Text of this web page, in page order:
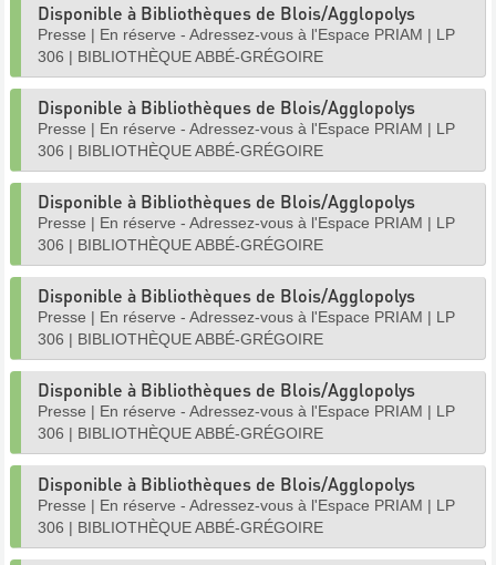
Disponible à Bibliothèques de Blois/Agglopolys
Presse | En réserve - Adressez-vous à l'Espace PRIAM | LP
306 | BIBLIOTHÈQUE ABBÉ-GRÉGOIRE
Disponible à Bibliothèques de Blois/Agglopolys
Presse | En réserve - Adressez-vous à l'Espace PRIAM | LP
306 | BIBLIOTHÈQUE ABBÉ-GRÉGOIRE
Disponible à Bibliothèques de Blois/Agglopolys
Presse | En réserve - Adressez-vous à l'Espace PRIAM | LP
306 | BIBLIOTHÈQUE ABBÉ-GRÉGOIRE
Disponible à Bibliothèques de Blois/Agglopolys
Presse | En réserve - Adressez-vous à l'Espace PRIAM | LP
306 | BIBLIOTHÈQUE ABBÉ-GRÉGOIRE
Disponible à Bibliothèques de Blois/Agglopolys
Presse | En réserve - Adressez-vous à l'Espace PRIAM | LP
306 | BIBLIOTHÈQUE ABBÉ-GRÉGOIRE
Disponible à Bibliothèques de Blois/Agglopolys
Presse | En réserve - Adressez-vous à l'Espace PRIAM | LP
306 | BIBLIOTHÈQUE ABBÉ-GRÉGOIRE